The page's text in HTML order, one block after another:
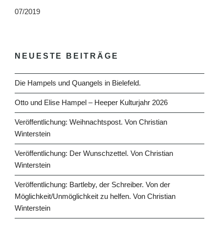
07/2019
NEUESTE BEITRÄGE
Die Hampels und Quangels in Bielefeld.
Otto und Elise Hampel – Heeper Kulturjahr 2026
Veröffentlichung: Weihnachtspost. Von Christian
Winterstein
Veröffentlichung: Der Wunschzettel. Von Christian
Winterstein
Veröffentlichung: Bartleby, der Schreiber. Von der
Möglichkeit/Unmöglichkeit zu helfen. Von Christian
Winterstein